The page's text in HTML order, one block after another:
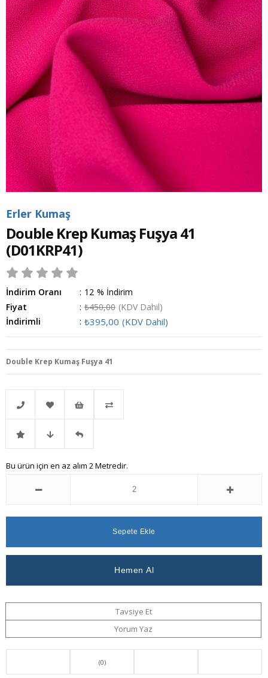
Erler Kumaş
Double Krep Kumaş Fuşya 41
(D01KRP41)
İndirim Oranı : %
12
İndirim
Fiyat
: ₺450,00 (KDV Dahil)
İndirimli
: ₺395,00 (KDV Dahil)
Double Krep Kumaş Fuşya 41
Telefonla
Sipariş
Favorilere
Ekle
İstek
Listeme
İndirimli Fiyat
Ver
Gelince
Bu ürün için en az alım 2 Metredir.
Tavsiye Et
Yorum Yaz
(0)